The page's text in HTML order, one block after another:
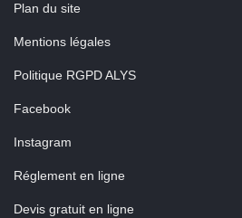
Plan du site
Mentions légales
Politique RGPD ALYS
Facebook
Instagram
Réglement en ligne
Devis gratuit en ligne